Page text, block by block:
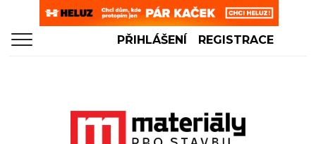
PŘIHLÁŠENÍ REGISTRACE